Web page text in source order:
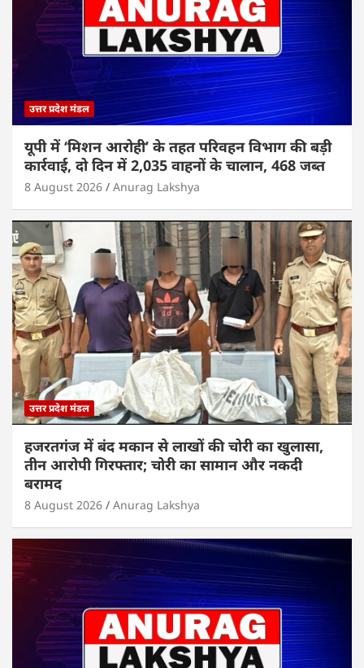
उत्तर प्रदेश मंडल
यूपी में ‘मिशन आरोही’ के तहत परिवहन विभाग की बड़ी
कार्रवाई, दो दिन में 2,035 वाहनों के चालान, 468 जब्त
8 August 2026 Anurag Lakshya
उत्तर प्रदेश मंडल
हजरतगंज में बंद मकान से लाखों की चोरी का खुलासा,
तीन आरोपी गिरफ्तार; चोरी का सामान और नकदी
बरामद
8 August 2026 Anurag Lakshya